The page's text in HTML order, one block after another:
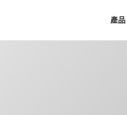
產品